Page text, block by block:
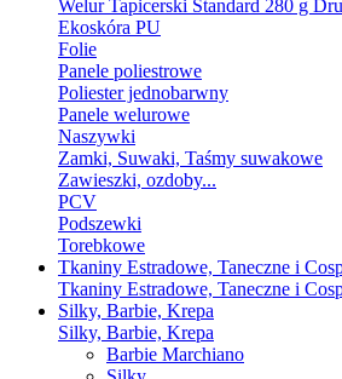
Welur Tapicerski Standard 280 g
Ekoskóra PU
Folie
Panele poliestrowe
Poliester jednobarwny
Panele welurowe
Naszywki
Zamki, Suwaki, Taśmy suwakowe
Zawieszki, ozdoby...
PCV
Podszewki
Torebkowe
Tkaniny Estradowe, Taneczne i
Tkaniny Estradowe, Taneczne i
Silky, Barbie, Krepa
Silky, Barbie, Krepa
Barbie Marchiano